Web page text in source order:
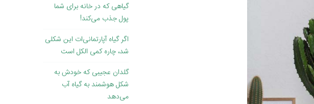
گیاهی که در خانه برای شما
پول جذب می‌کند!
اگر گیاه آپارتمانی‌ات این شکلی
شد، چاره کمی الکل است
گلدان عجیبی که خودش به
شکل هوشمند به گیاه آب
می‌دهد